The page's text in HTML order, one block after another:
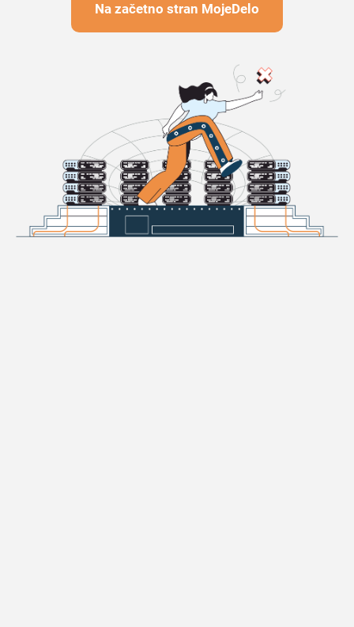
Na začetno stran MojeDelo